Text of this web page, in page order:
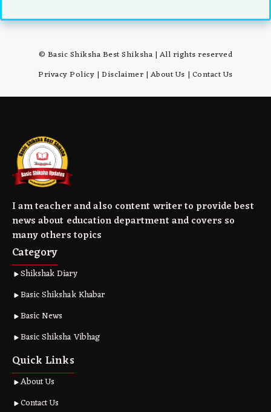
© Basic Shiksha Best Shiksha | All rights reserved
Privacy Policy |Disclaimer | About Us | Contact Us
I am teacher and also content writer to provide best
news about education department and covers so
many others topics
Category
Shikshak Diary
Basic Shikshak Khabar
Basic News
Basic Shiksha Vibhag
Quick Links
About Us
Contact Us